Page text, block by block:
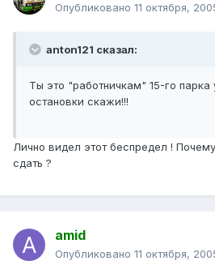
Опубликовано 11 октября,
anton121 сказал:
Ты это "работничкам" 15-го парка
остановки скажи!!!
Лично видел этот беспредел !
сдать ?
amid
Опубликовано 11 октября,